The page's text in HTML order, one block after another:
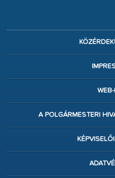
A POLGÁRMESTERI